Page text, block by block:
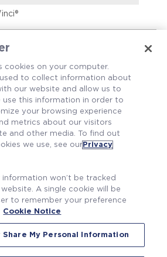
À propos
Technologie
cookies on your computer.
to collect information about
our website and allow us to
use this information in order to
your browsing experience
metrics about our visitors
and other media. To find out
we use, see our Privacy
information won’t be tracked
A single cookie will be
to remember your preference
Cookie Notice
Share My Personal Information